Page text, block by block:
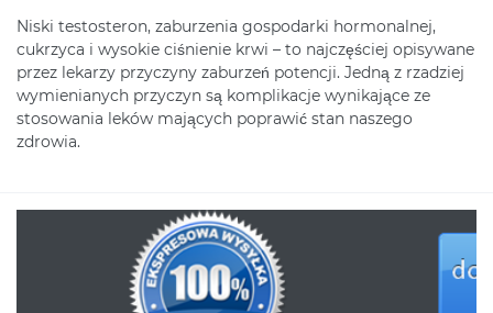
Niski testosteron, zaburzenia gospodarki hormonalnej,
cukrzyca i wysokie ciśnienie krwi – to najczęściej opisywane
przez lekarzy przyczyny zaburzeń potencji. Jedną z rzadziej
wymienianych przyczyn są komplikacje wynikające ze
stosowania leków mających poprawić stan naszego
zdrowia.